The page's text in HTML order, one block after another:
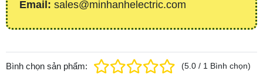
Email: sales@minhanhelectric.com
Bình chọn sản phẩm: (5.0 / 1 Bình chọn)